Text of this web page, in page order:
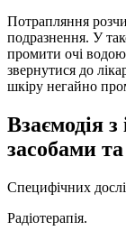
Потрапляння
подразнення. У
промити очі
звернутися до
шкіру негайно
Взаємодія
засобами
Специфічних
Радіотерапія.